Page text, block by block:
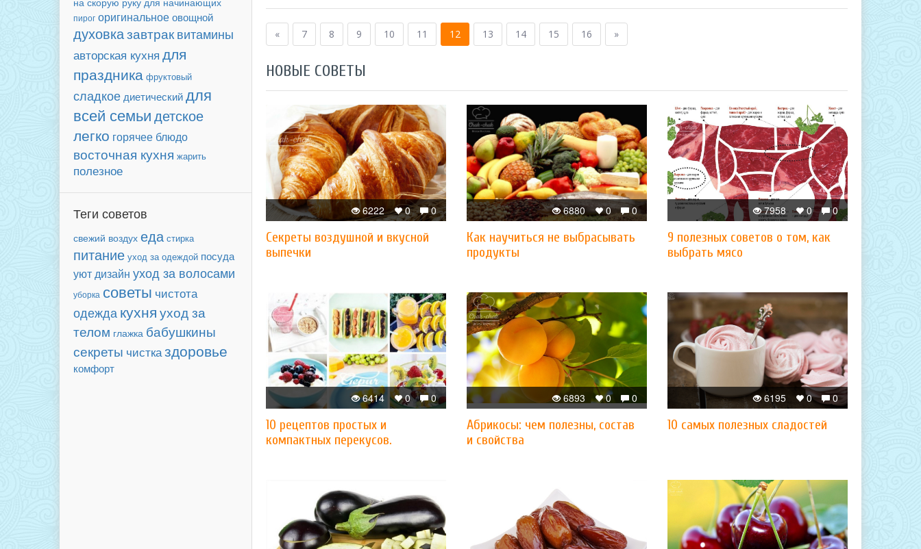
пирог оригинальноеовощной
духовказавтрак витамины
авторская кухня для
праздника фруктовый
сладкое диетическийдля
всей семьидетское
легко горячее блюдо
восточная кухня жарить
полезное
Теги советов
свежий воздух еда стирка
питание уход за одеждой посуда
уютдизайн уход за волосами
уборка советы чистота
одежда кухняуход за
телом глажка бабушкины
секреты чистказдоровье
комфорт
« 7 8 9 10 11 12 13 14 15 16 »
НОВЫЕ СОВЕТЫ
0
0
6222
Секреты воздушной и вкусной
выпечки
0
0
6880
Как научиться не выбрасывать
продукты
0
0
7958
9 полезных советов о том, как
выбрать мясо
0
0
6414
10 рецептов простых и
компактных перекусов.
0
0
6893
Абрикосы: чем полезны, состав
и свойства
0
0
6195
10 самых полезных сладостей